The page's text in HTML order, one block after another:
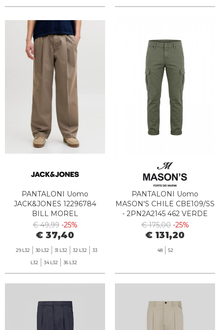
PANTALONI Uomo
JACK&JONES 12296784
BILL MOREL
€ 49,99 -25%
€ 37,40
29 L32 30 L32 31 L32 32 L32 33
L32 34 L32 36 L32
PANTALONI Uomo
MASON'S CHILE CBE109/SS
- 2PN2A2145 462 VERDE
MILITARE
€ 175,00 -25%
€ 131,20
48 52